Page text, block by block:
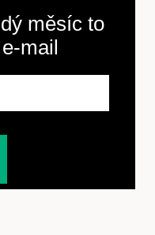
měsíc to
e-mail